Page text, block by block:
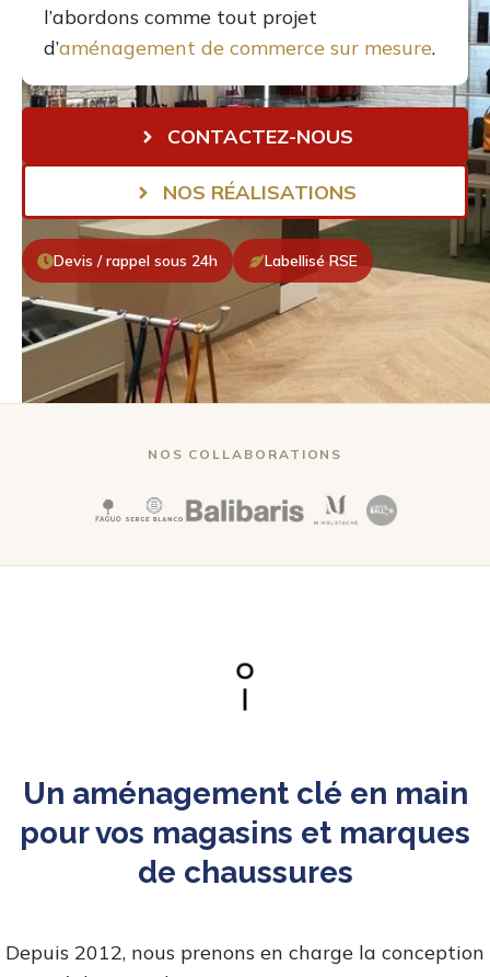
l’abordons comme tout projet
d’aménagement de commerce sur mesure.
CONTACTEZ-NOUS
NOS RÉALISATIONS
Devis / rappel sous 24h Labellisé RSE
NOS COLLABORATIONS
Un aménagement clé en main
pour vos magasins et marques
de chaussures
Depuis 2012, nous prenons en charge la conception